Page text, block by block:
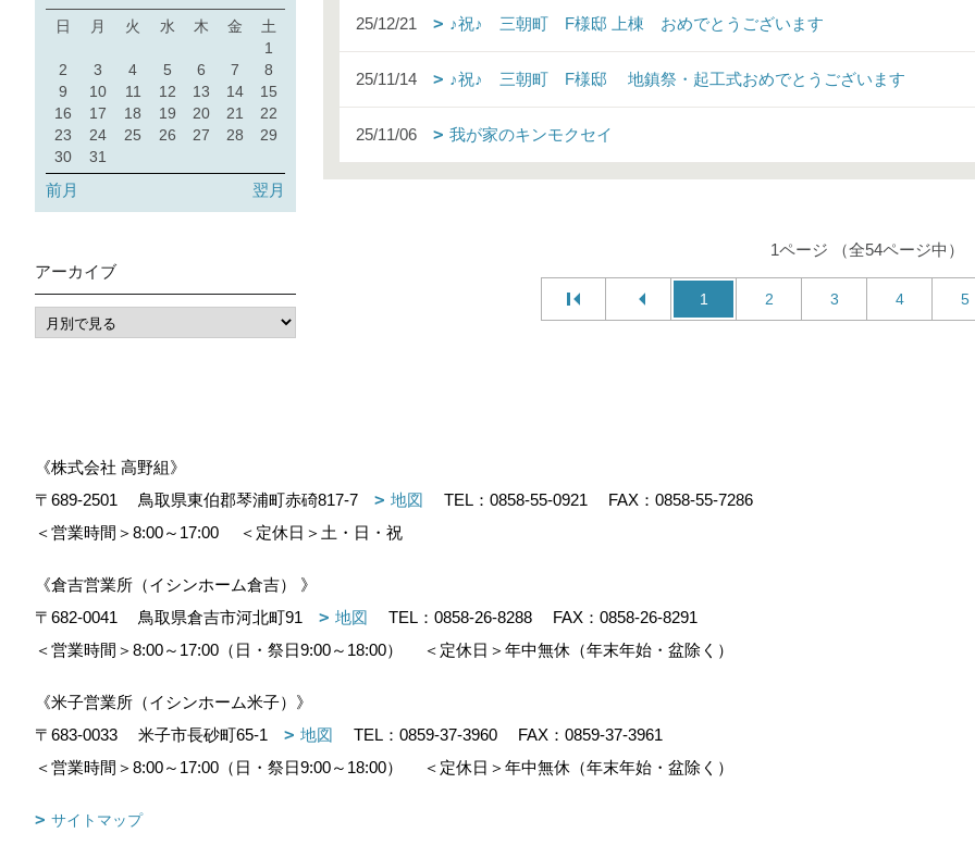
25/12/21 ♪祝♪ 三朝町 F様邸 上棟 おめでとうございます
25/11/14 ♪祝♪ 三朝町 F様邸 地鎮祭・起工式おめでとうございます
25/11/06 我が家のキンモクセイ
1ページ （全54ページ中）
1 2 3 4 5
日 月 火 水 木 金
土
1
2
3 4 5 6 7
8
9
10 11 12 13 14
15
16
17 18 19 20 21
22
23
24 25 26 27 28
29
30
31
前月 翌月
アーカイブ
《株式会社 高野組》
〒689-2501
鳥取県東伯郡琴浦町赤碕817-7 地図 TEL： 0858-55-0921
FAX：0858-55-7286
＜営業時間＞8:00～17:00
＜定休日＞土・日・祝
《倉吉営業所（イシンホーム倉吉） 》
〒682-0041
鳥取県倉吉市河北町91 地図 TEL： 0858-26-8288
FAX：0858-26-8291
＜営業時間＞8:00～17:00（日・祭日9:00～18:00）
＜定休日＞年中無休（年末年始・盆除く）
《米子営業所（イシンホーム米子）》
〒683-0033
米子市長砂町65-1 地図 TEL： 0859-37-3960
FAX：0859-37-3961
＜営業時間＞8:00～17:00（日・祭日9:00～18:00）
＜定休日＞年中無休（年末年始・盆除く）
サイトマップ